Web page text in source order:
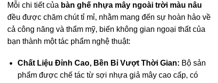
Mỗi chi tiết của bàn ghế nhựa mây ngoài trời màu nâu
đều được chăm chút tỉ mỉ, nhằm mang đến sự hoàn hảo về
cả công năng và thẩm mỹ, biến không gian ngoại thất của
bạn thành một tác phẩm nghệ thuật:
Chất Liệu Đỉnh Cao, Bền Bỉ Vượt Thời Gian: Bộ sản
phẩm được chế tác từ sợi nhựa giả mây cao cấp, có